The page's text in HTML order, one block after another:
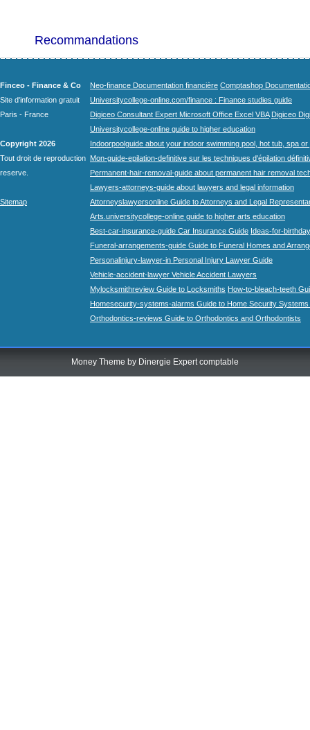
Recommandations
Finceo - Finance & Co
Site d'information gratuit
Paris - France
Copyright 2026
Tout droit de reproduction
reserve.
Sitemap
Neo-finance Documentation financière Comptashop
Universitycollege-online.com/finance : Finance studies guide
Digiceo Consultant Expert Microsoft Office Excel VBA Digiceo
Universitycollege-online guide to higher education
Indoorpoolguide about your indoor swimming pool, hot tub, spa
Mon-guide-epilation-definitive sur les techniques d'épilation
Permanent-hair-removal-guide about permanent hair removal
Lawyers-attorneys-guide about lawyers and legal information
Attorneyslawyersonline Guide to Attorneys and Legal
Arts.universitycollege-online guide to higher arts education
Best-car-insurance-guide Car Insurance Guide Ideas-for-
Funeral-arrangements-guide Guide to Funeral Homes and
Personalinjury-lawyer-in Personal Injury Lawyer Guide
Vehicle-accident-lawyer Vehicle Accident Lawyers
Mylocksmithreview Guide to Locksmiths How-to-bleach-teeth
Homesecurity-systems-alarms Guide to Home Security Systems
Orthodontics-reviews Guide to Orthodontics and Orthodontists
Money Theme by Dinergie Expert comptable